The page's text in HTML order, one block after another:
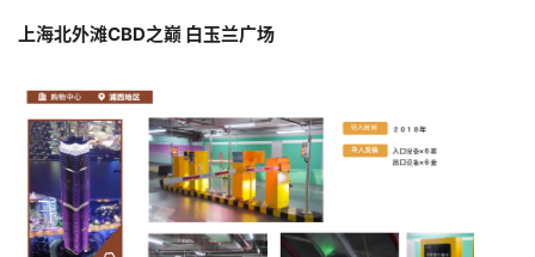
上海北外滩CBD之巅 白玉兰广场